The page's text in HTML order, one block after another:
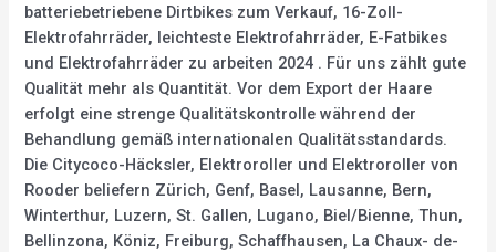
batteriebetriebene Dirtbikes zum Verkauf, 16-Zoll-
Elektrofahrräder, leichteste Elektrofahrräder, E-Fatbikes
und Elektrofahrräder zu arbeiten 2024 . Für uns zählt gute
Qualität mehr als Quantität. Vor dem Export der Haare
erfolgt eine strenge Qualitätskontrolle während der
Behandlung gemäß internationalen Qualitätsstandards.
Die Citycoco-Häcksler, Elektroroller und Elektroroller von
Rooder beliefern Zürich, Genf, Basel, Lausanne, Bern,
Winterthur, Luzern, St. Gallen, Lugano, Biel/Bienne, Thun,
Bellinzona, Köniz, Freiburg, Schaffhausen, La Chaux- de-